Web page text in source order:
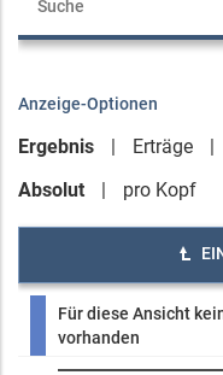
Anzeige-Optionen
Ergebnis Erträge
Absolut
pro Kopf
Für diese Ansicht
vorhanden